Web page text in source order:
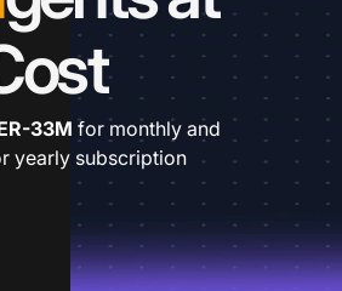
33M for monthly and
yearly subscription